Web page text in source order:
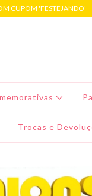
CUPOM 'FESTEJANDO'
Trocas e